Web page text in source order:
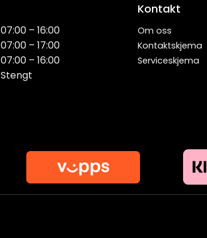
07:00 – 16:00
07:00 – 17:00
07:00 – 16:00
Stengt
Kontakt
Om oss
Kontaktskjema
Serviceskjema